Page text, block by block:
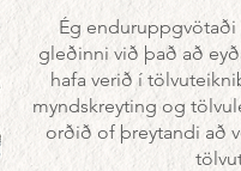
Ég enduruppgvötaði
gleðinni við það að
hafa verið í
myndskreyting og
orðið of þreytandi að